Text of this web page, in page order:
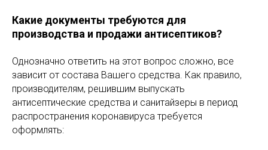
Какие документы требуются для
производства и продажи антисептиков?
Однозначно ответить на этот вопрос сложно, все
зависит от состава Вашего средства. Как правило,
производителям, решившим выпускать
антисептические средства и санитайзеры в период
распространения коронавируса требуется
оформлять: